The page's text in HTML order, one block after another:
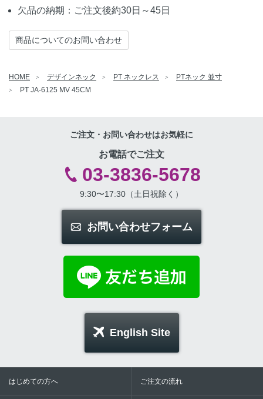
欠品の納期：ご注文後約30日～45日
商品についてのお問い合わせ
HOME デザインネック PT ネックレス
PTネック 並寸
PT JA-6125 MV 45CM
ご注文・お問い合わせはお気軽に
お電話でご注文
03-3836-5678
9:30〜17:30（土日祝除く）
お問い合わせフォーム
English Site
はじめての方へ ご注文の流れ